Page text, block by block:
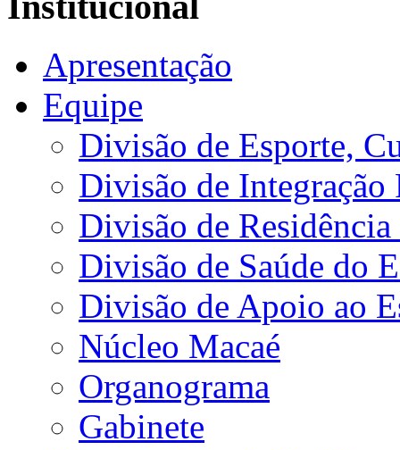
Apresentação
Equipe
Divisão de Esporte,
Divisão de Integração
Divisão de
Divisão de Saúde do
Divisão de Apoio ao
Núcleo Macaé
Organograma
Gabinete